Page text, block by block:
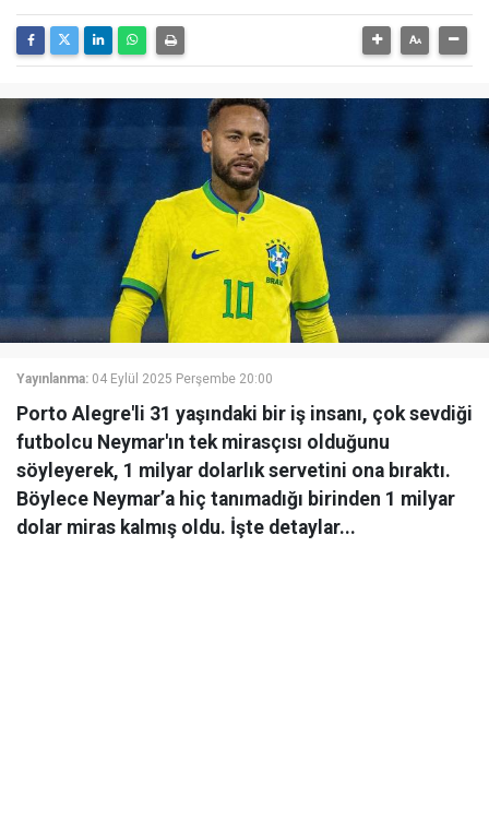
Yayınlanma: 04 Eylül 2025 Perşembe 20:00
Porto Alegre'li 31 yaşındaki bir iş insanı, çok sevdiği
futbolcu Neymar'ın tek mirasçısı olduğunu
söyleyerek, 1 milyar dolarlık servetini ona bıraktı.
Böylece Neymar’a hiç tanımadığı birinden 1 milyar
dolar miras kalmış oldu. İşte detaylar...